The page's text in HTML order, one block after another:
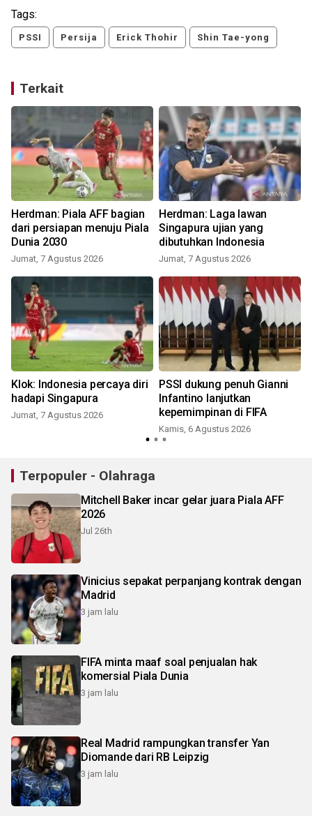
Tags:
PSSI Persija Erick Thohir Shin Tae-yong
Terkait
Herdman: Piala AFF bagian
dari persiapan menuju Piala
Dunia 2030
Jumat, 7 Agustus 2026
Herdman: Laga lawan
Singapura ujian yang
dibutuhkan Indonesia
Jumat, 7 Agustus 2026
Klok: Indonesia percaya diri
hadapi Singapura
Jumat, 7 Agustus 2026
PSSI dukung penuh Gianni
Infantino lanjutkan
kepemimpinan di FIFA
Kamis, 6 Agustus 2026
Terpopuler - Olahraga
Mitchell Baker incar gelar juara Piala AFF
2026
Jul 26th
Vinicius sepakat perpanjang kontrak dengan
Madrid
3 jam lalu
FIFA minta maaf soal penjualan hak
komersial Piala Dunia
3 jam lalu
Real Madrid rampungkan transfer Yan
Diomande dari RB Leipzig
3 jam lalu